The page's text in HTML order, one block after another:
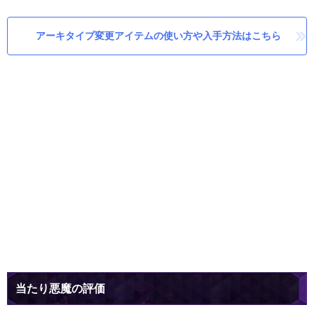
アーキタイプ変更アイテムの使い方や入手方法はこちら
当たり悪魔の評価